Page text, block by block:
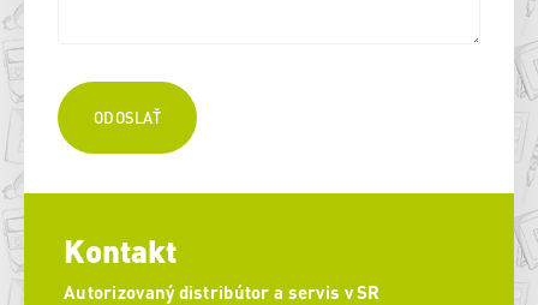
Kontakt
Autorizovaný distribútor a servis v SR